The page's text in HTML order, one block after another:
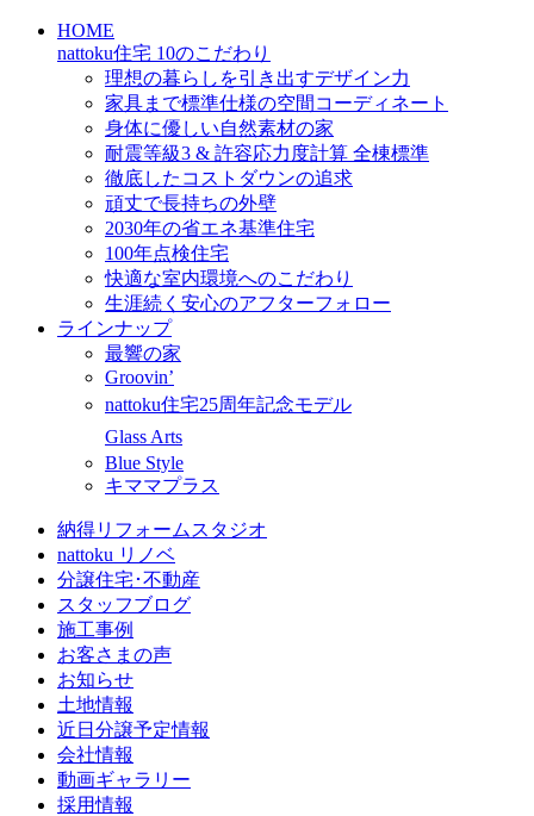
HOME
nattoku住宅 10のこだわり
理想の暮らしを引き出すデザイン力
家具まで標準仕様の空間コーディネート
身体に優しい自然素材の家
耐震等級3 & 許容応力度計算 全棟標準
徹底したコストダウンの追求
頑丈で長持ちの外壁
2030年の省エネ基準住宅
100年点検住宅
快適な室内環境へのこだわり
生涯続く安心のアフターフォロー
ラインナップ
最響の家
Groovin’
nattoku住宅25周年記念モデル
Glass Arts
Blue Style
キママプラス
納得リフォームスタジオ
nattoku リノベ
分譲住宅･不動産
スタッフブログ
施工事例
お客さまの声
お知らせ
土地情報
近日分譲予定情報
会社情報
動画ギャラリー
採用情報